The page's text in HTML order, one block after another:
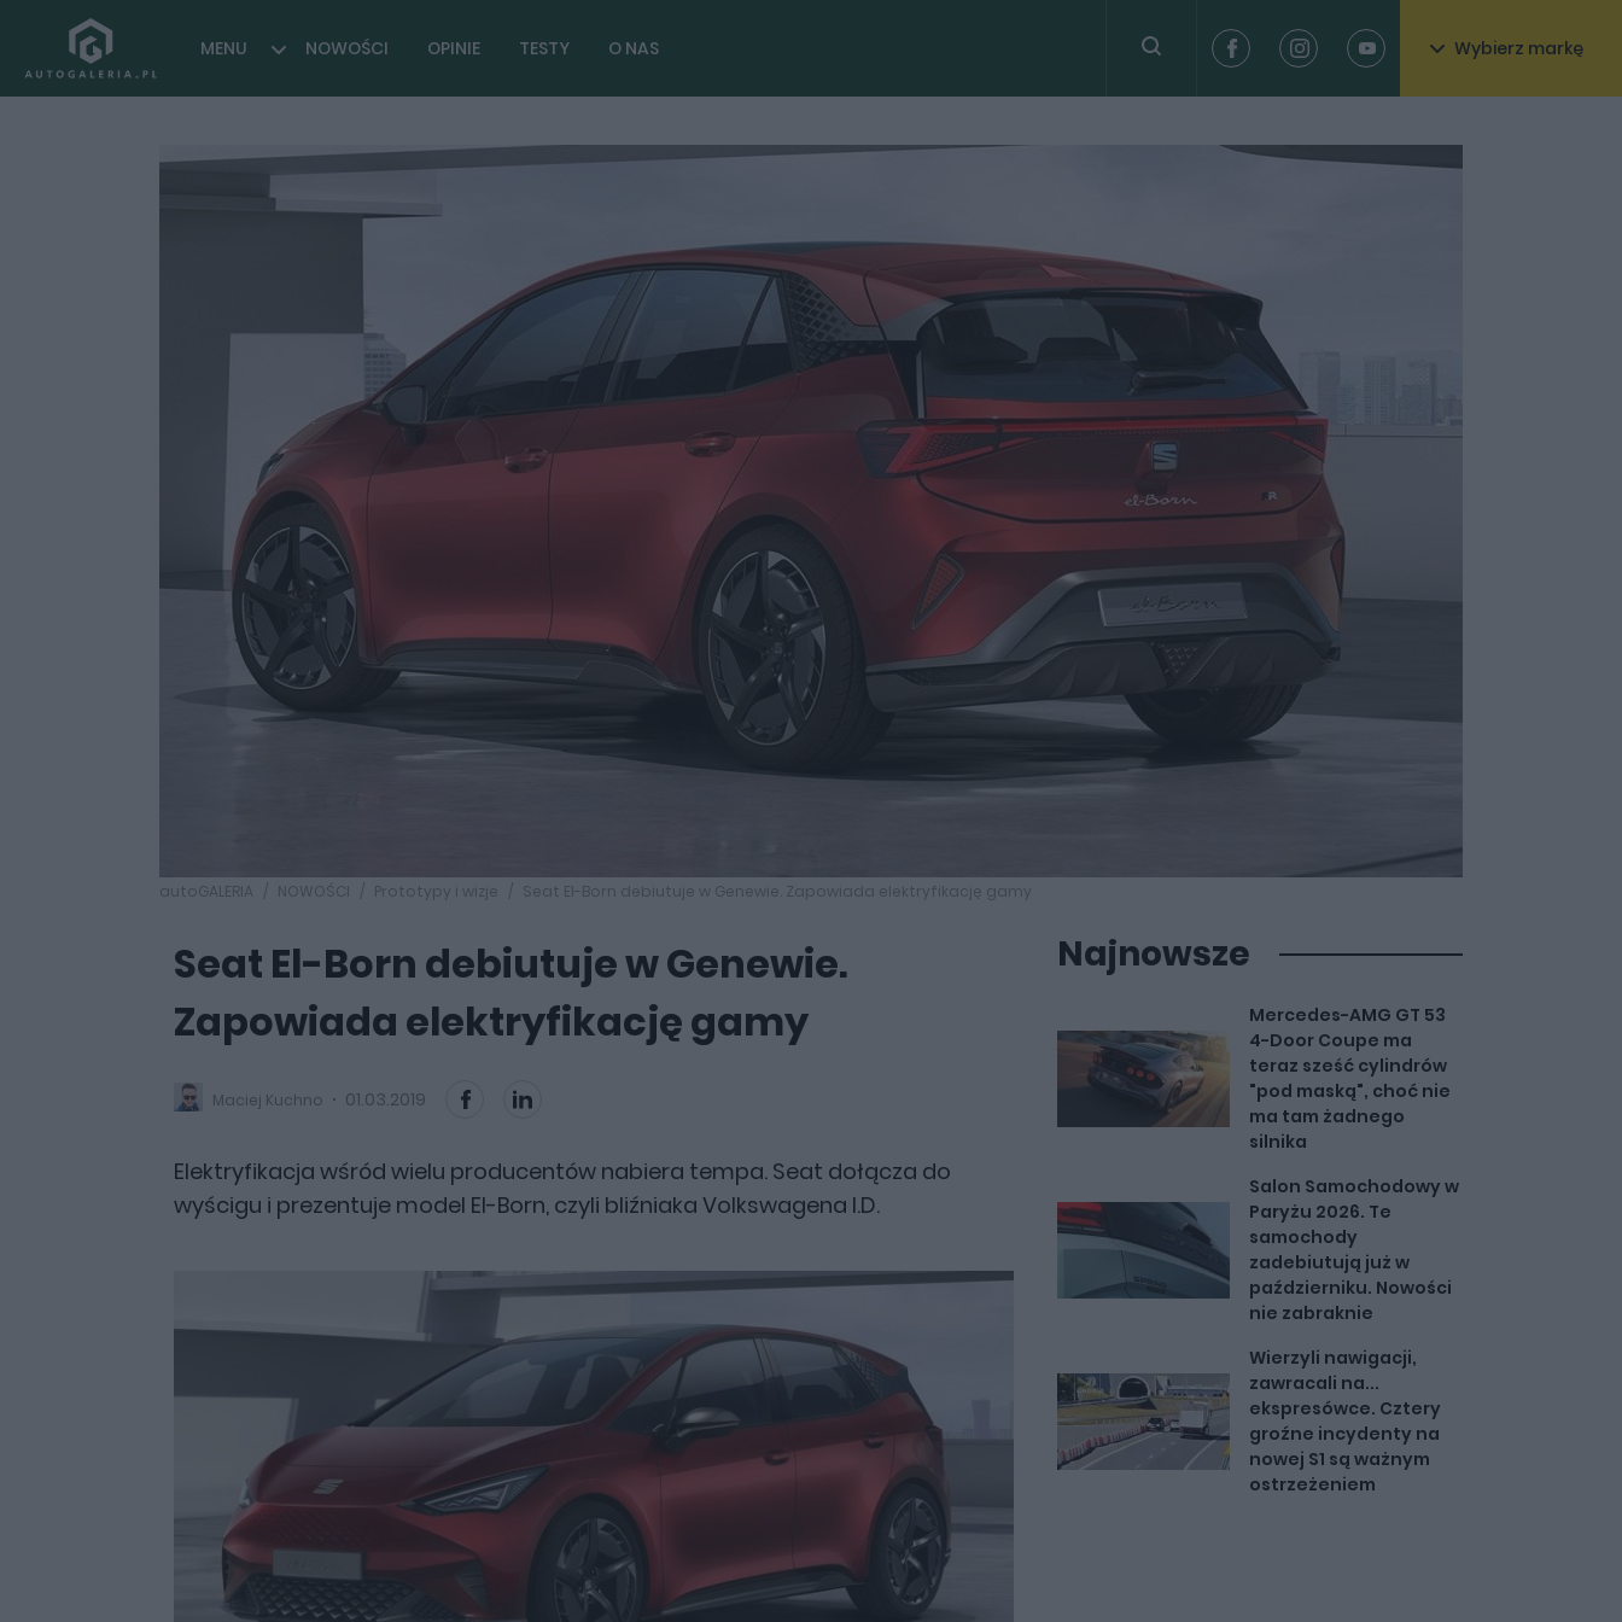
MENU NOWOŚCI OPINIE TESTY O NAS Wybierz markę
autoGALERIA NOWOŚCI Prototypy i wizje Seat El-Born debiutuje w Genewie. Zapowiada elektryfikację gamy
Seat El-Born debiutuje w Genewie.
Zapowiada elektryfikację gamy
Maciej Kuchno 01.03.2019
Elektryfikacja wśród wielu producentów nabiera tempa. Seat dołącza do
wyścigu i prezentuje model El-Born, czyli bliźniaka Volkswagena I.D.
Najnowsze
Mercedes-AMG GT 53
4-Door Coupe ma
teraz sześć cylindrów
"pod maską", choć nie
ma tam żadnego
silnika
Salon Samochodowy w
Paryżu 2026. Te
samochody
zadebiutują już w
październiku. Nowości
nie zabraknie
Wierzyli nawigacji,
zawracali na...
ekspresówce. Cztery
groźne incydenty na
nowej S1 są ważnym
ostrzeżeniem